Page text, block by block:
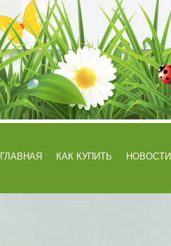
ГЛАВНАЯ КАК КУПИТЬ НОВОСТИ